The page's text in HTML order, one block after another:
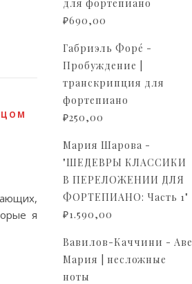
я
для фортепиано
₽690,00
Габриэль Форé -
Пробуждение |
транскрипция для
фортепиано
₽250,00
Мария Шарова -
"ШЕДЕВРЫ КЛАССИКИ
В ПЕРЕЛОЖЕНИИ ДЛЯ
ФОРТЕПИАНО: Часть 1"
₽1.590,00
Вавилов-Каччини - Аве
Мария | несложные
ноты